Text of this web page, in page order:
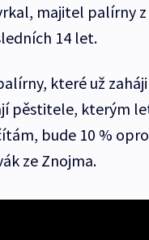
majitel palírny
14 let.
které už
pěstitele, kterým
bude 10 %
ze Znojma.